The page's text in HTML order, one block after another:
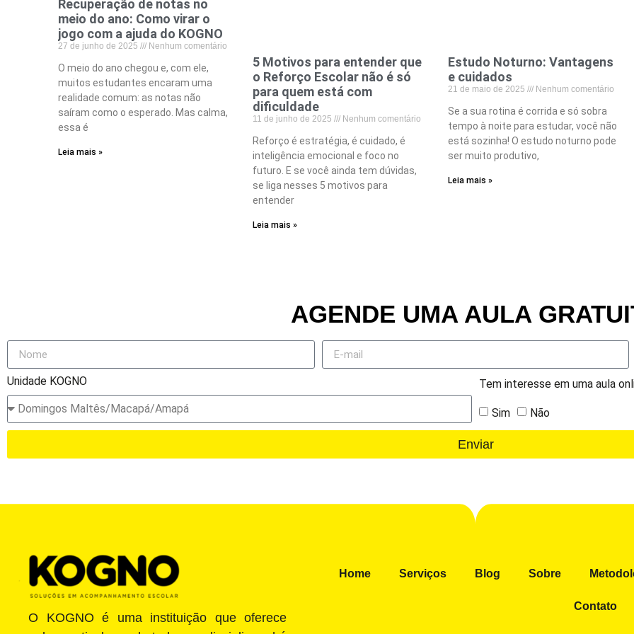
Recuperação de notas no
meio do ano: Como virar o
jogo com a ajuda do KOGNO
27 de junho de 2025 Nenhum comentário
O meio do ano chegou e, com ele,
muitos estudantes encaram uma
realidade comum: as notas não
saíram como o esperado. Mas calma,
essa é
Leia mais »
5 Motivos para entender que
o Reforço Escolar não é só
para quem está com
dificuldade
11 de junho de 2025 Nenhum comentário
Reforço é estratégia, é cuidado, é
inteligência emocional e foco no
futuro. E se você ainda tem dúvidas,
se liga nesses 5 motivos para
entender
Leia mais »
Estudo Noturno: Vantagens
e cuidados
21 de maio de 2025 Nenhum comentário
Se a sua rotina é corrida e só sobra
tempo à noite para estudar, você não
está sozinha! O estudo noturno pode
ser muito produtivo,
Leia mais »
AGENDE UMA AULA
Unidade KOGNO Tem interesse em uma aula
Sim Não
Enviar
O KOGNO é uma instituição que oferece
Home Serviços Blog Sobre
Contato